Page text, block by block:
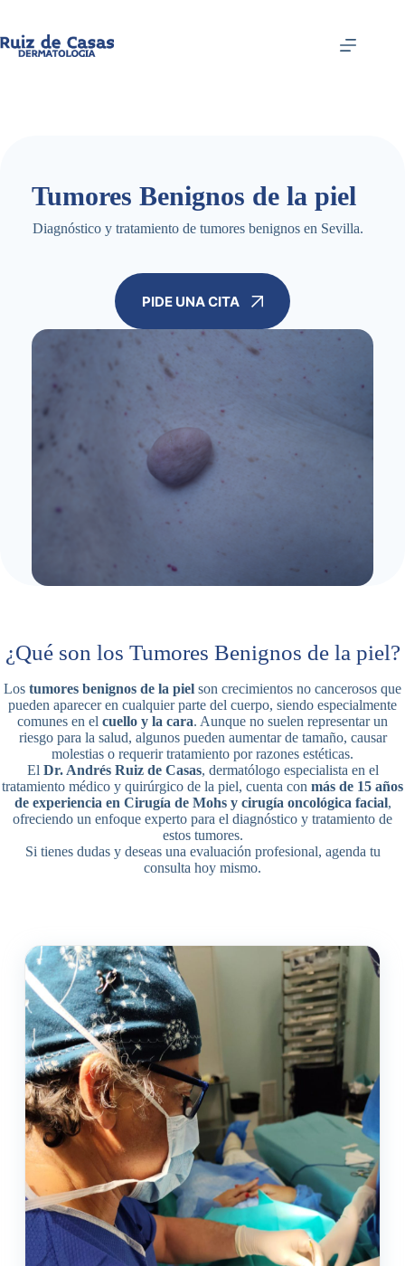
contenido
Tumores Benignos de la piel
Diagnóstico y tratamiento de tumores benignos en Sevilla.
PIDE UNA CITA
¿Qué son los Tumores Benignos de la piel?
Los tumores benignos de la piel son crecimientos no cancerosos que
pueden aparecer en cualquier parte del cuerpo, siendo especialmente
comunes en el cuello y la cara. Aunque no suelen representar un
riesgo para la salud, algunos pueden aumentar de tamaño, causar
molestias o requerir tratamiento por razones estéticas.
El Dr. Andrés Ruiz de Casas, dermatólogo especialista en el
tratamiento médico y quirúrgico de la piel, cuenta con más de 15 años
de experiencia en Cirugía de Mohs y cirugía oncológica facial,
ofreciendo un enfoque experto para el diagnóstico y tratamiento de
estos tumores.
Si tienes dudas y deseas una evaluación profesional, agenda tu
consulta hoy mismo.